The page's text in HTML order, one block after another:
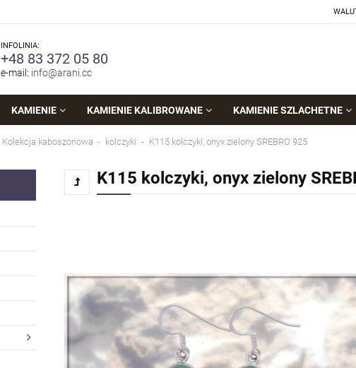
INFOLINIA:
+48 83 372 05 80
e-mail: info@arani.cc
KAMIENIE KAMIENIE KALIBROWANE KAMIENIE SZLACHETNE
Kolekcja kaboszonowa kolczyki K115 kolczyki, onyx zielony SREBRO 925
K115 kolczyki, onyx zielony